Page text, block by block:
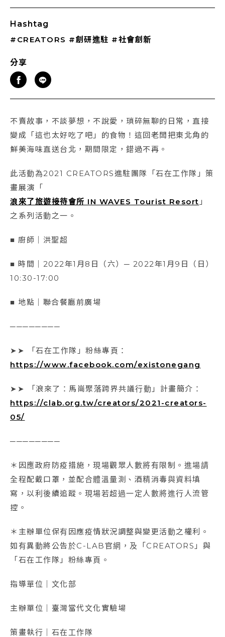
Hashtag
#CREATORS #創研進駐 #社會創新
分享
不賣故事，不談夢想，不說愛，瑣碎無聊的日常，直接
變成「這也太好吃了吧」的食物！這回老闆把東北角的
鮮美海味直送台北，期間限定，錯過不再。
此活動為2021 CREATORS進駐團隊「石在工作隊」策
畫展演「
浪來了旅遊接待會所 IN WAVES Tourist Resort 」
之系列活動之一。
■ 廚師｜洪聖超
■ 時間｜2022年1月8日（六）─ 2022年1月9日（日）
10:30-17:00
■ 地點｜聯合餐廳前廣場
────────
➤➤ 「石在工作隊」粉絲專頁：
https://www.facebook.com/existonegang
➤➤ 「浪來了：馬崗聚落跨界共議行動」計畫簡介：
https://clab.org.tw/creators/2021-creators-
05/
────────
＊因應政府防疫措施，現場觀眾人數將有限制。進場請
全程配戴口罩，並配合體溫量測、酒精消毒與資料填
寫，以利後續追蹤。現場若超過一定人數將進行人流管
控。
＊主辦單位保有因應疫情狀況調整與變更活動之權利。
如有異動將公告於C-LAB官網，及「CREATORS」與
「石在工作隊」粉絲專頁。
指導單位｜文化部
主辦單位｜臺灣當代文化實驗場
策畫執行｜石在工作隊